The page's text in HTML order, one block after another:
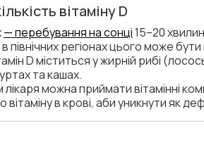
вітаміну D
— перебування на сонці15–20
північних регіонах цього може
D міститься у жирній рибі
та кашах.
можна приймати вітамінні
в крові, аби уникнути як